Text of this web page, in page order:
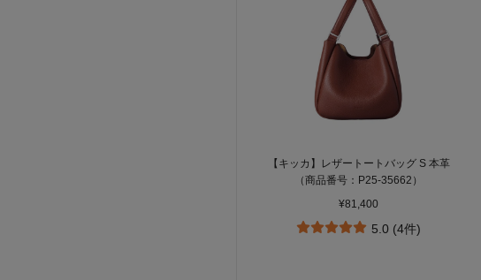
【キッカ】レザートートバッグ S 本革
（商品番号：P25-35662）
¥81,400
5.0 (4件)